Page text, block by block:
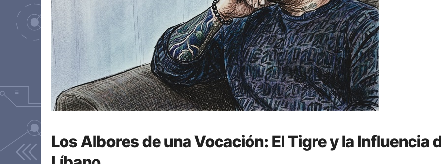
Los Albores de una Vocación: El Tigre y la Influencia